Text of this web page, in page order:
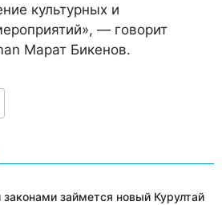
культурных и
— говорит
Марат Бикенов.
займется новый Курултай